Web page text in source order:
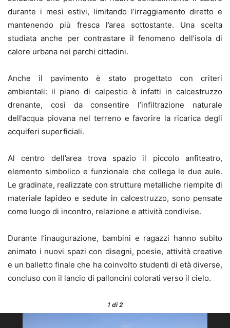
durante i mesi estivi, limitando l’irraggiamento diretto e
mantenendo più fresca l’area sottostante. Una scelta
studiata anche per contrastare il fenomeno dell’isola di
calore urbana nei parchi cittadini.
Anche il pavimento è stato progettato con criteri
ambientali: il piano di calpestio è infatti in calcestruzzo
drenante, così da consentire l’infiltrazione naturale
dell’acqua piovana nel terreno e favorire la ricarica degli
acquiferi superficiali.
Al centro dell’area trova spazio il piccolo anfiteatro,
elemento simbolico e funzionale che collega le due aule.
Le gradinate, realizzate con strutture metalliche riempite di
materiale lapideo e sedute in calcestruzzo, sono pensate
come luogo di incontro, relazione e attività condivise.
Durante l’inaugurazione, bambini e ragazzi hanno subito
animato i nuovi spazi con disegni, poesie, attività creative
e un balletto finale che ha coinvolto studenti di età diverse,
concluso con il lancio di palloncini colorati verso il cielo.
1 di 2